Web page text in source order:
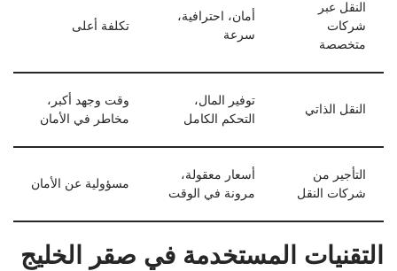
النقل عبر
شركات
متخصصة
أمان، احترافية،
سرعة
تكلفة أعلى
النقل الذاتي
توفير المال،
التحكم الكامل
وقت وجهد أكبر،
مخاطر في الأمان
التأجير من
شركات النقل
أسعار معقولة،
مرونة في الوقت
مسؤولية عن الأمان
التقنيات المستخدمة في صقر الخليج